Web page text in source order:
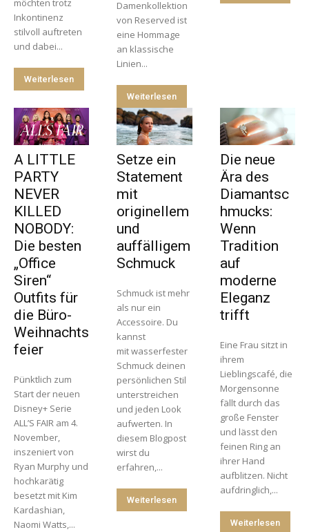
möchten trotz
Inkontinenz
stilvoll auftreten
und dabei...
Weiterlesen
Damenkollektion
von Reserved ist
eine Hommage
an klassische
Linien...
Weiterlesen
A LITTLE
PARTY
NEVER
KILLED
NOBODY:
Die besten
„Office
Siren“
Outfits für
die Büro-
Weihnachts
feier
Pünktlich zum
Start der neuen
Disney+ Serie
ALL’S FAIR am 4.
November,
inszeniert von
Ryan Murphy und
hochkarätig
besetzt mit Kim
Kardashian,
Naomi Watts,...
Setze ein
Statement
mit
originellem
und
auffälligem
Schmuck
Schmuck ist mehr
als nur ein
Accessoire. Du
kannst
mit wasserfester
Schmuck deinen
persönlichen Stil
unterstreichen
und jeden Look
aufwerten. In
diesem Blogpost
wirst du
erfahren,...
Weiterlesen
Die neue
Ära des
Diamantsc
hmucks:
Wenn
Tradition
auf
moderne
Eleganz
trifft
Eine Frau sitzt in
ihrem
Lieblingscafé, die
Morgensonne
fällt durch das
große Fenster
und lässt den
feinen Ring an
ihrer Hand
aufblitzen. Nicht
aufdringlich,...
Weiterlesen